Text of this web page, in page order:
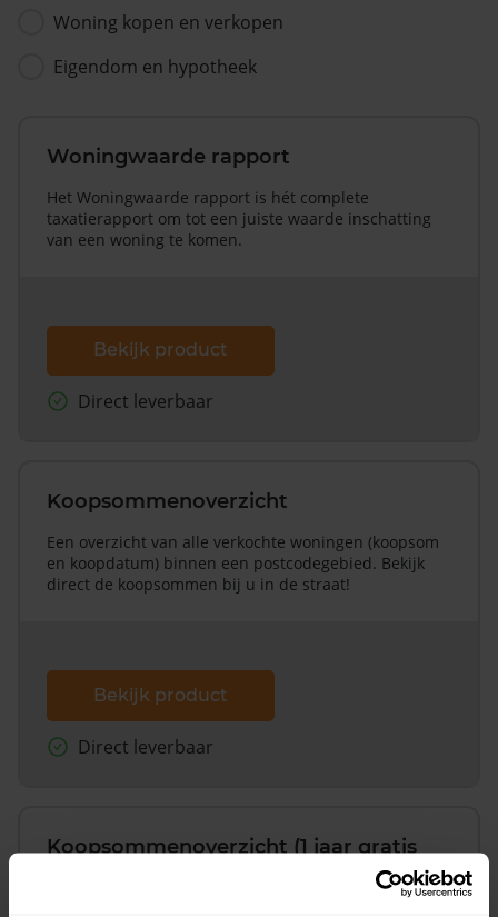
Woning kopen en verkopen
Eigendom en hypotheek
Woningwaarde rapport
Het Woningwaarde rapport is hét complete
taxatierapport om tot een juiste waarde inschatting
van een woning te komen.
Bekijk product
Direct leverbaar
Koopsommenoverzicht
Een overzicht van alle verkochte woningen (koopsom
en koopdatum) binnen een postcodegebied. Bekijk
direct de koopsommen bij u in de straat!
Bekijk product
Direct leverbaar
Koopsommenoverzicht (1 jaar gratis